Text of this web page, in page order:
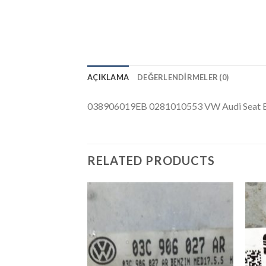
AÇIKLAMA DEĞERLENDIRMELER (0)
038906019EB 0281010553 VW Audi Seat
RELATED PRODUCTS
İstek
Listeme
Ekle